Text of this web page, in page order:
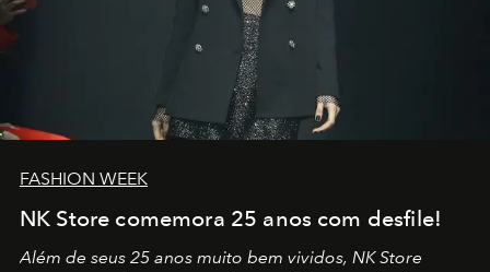
FASHION WEEK
NK Store comemora 25 anos com desfile!
Além de seus 25 anos muito bem vividos, NK Store